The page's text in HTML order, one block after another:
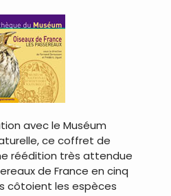
avec le Muséum
ce coffret de
réédition très attendue
de France en cinq
côtoient les espèces